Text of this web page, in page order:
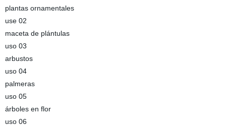
plantas ornamentales
use 02
maceta de plántulas
uso 03
arbustos
uso 04
palmeras
uso 05
árboles en flor
uso 06